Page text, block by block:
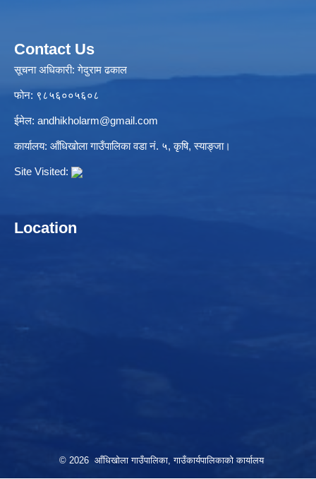
Contact Us
सूचना अधिकारी: गेदुराम ढकाल
फोन: ९८५६००५६०८
ईमेल: andhikholarm@gmail.com
कार्यालय: आँधिखोला गाउँपालिका वडा नं. ५, कृषि, स्याङ्जा।
Site Visited:
Location
© 2026 आँधिखोला गाउँपालिका, गाउँकार्यपालिकाको कार्यालय